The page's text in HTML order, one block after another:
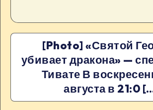
[Photo] «Святой
убивает дракона» —
Тивате В
августа в 21:0